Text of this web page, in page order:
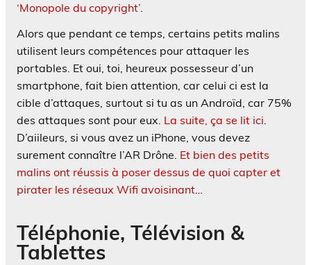
‘Monopole du copyright’.
Alors que pendant ce temps, certains petits malins
utilisent leurs compétences pour attaquer les
portables. Et oui, toi, heureux possesseur d’un
smartphone, fait bien attention, car celui ci est la
cible d’attaques, surtout si tu as un Androïd, car 75%
des attaques sont pour eux. La suite, ça se lit ici.
D’aiileurs, si vous avez un iPhone, vous devez
surement connaître l’AR Drône. Et bien des petits
malins ont réussis à poser dessus de quoi capter et
pirater les réseaux Wifi avoisinant…
Téléphonie, Télévision &
Tablettes